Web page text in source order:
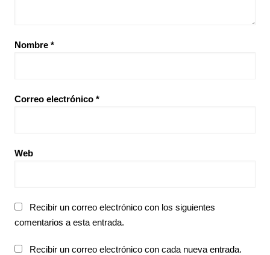
Nombre *
Correo electrónico *
Web
Recibir un correo electrónico con los siguientes
comentarios a esta entrada.
Recibir un correo electrónico con cada nueva entrada.